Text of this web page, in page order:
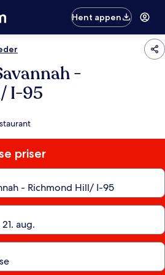
Hent appen
-
I-95
priser